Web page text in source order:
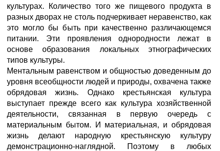
культурах. Количество того же пищевого продукта в
разных дворах не столь подчеркивает неравенство, как
это могло бы быть при качественно различающемся
питании. Эти проявления однородности лежат в
основе образования локальных этнографических
типов культуры.
Ментальным равенством и общностью доведенным до
уровня всеобщности людей и природы, охвачена также
обрядовая жизнь. Однако крестьянская культура
выступает прежде всего как культура хозяйственной
деятельности, связанная в первую очередь с
материальным бытом. И материальная, и обрядовая
жизнь делают народную крестьянскую культуру
демонстрационно-наглядной. Поэтому в любых